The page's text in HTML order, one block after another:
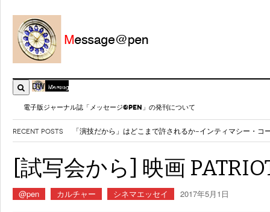
DW Focus
電子版ジャーナル誌「メッセージ@PEN」の発刊について
RECENT POSTS
千里発 僕とメディアとニュータウン- 2026年8月3日
御巣鷹41年 ボ社には「修理ミスの理由」を公表する責任
〈ネット社会を生きる〉ジャーナリスト魂こそがSNSの病理
AIが新卒採用を脅かす～メディアが伝えるもの～
[試写会から] 映画
@pen カルチャー シネマエッセイ 2017年5月1日